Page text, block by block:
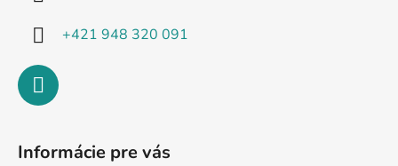
+421 948 320 091
Informácie pre vás